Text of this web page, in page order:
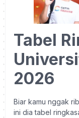
Tabel
2026
Biar kamu nggak
ini dia tabel